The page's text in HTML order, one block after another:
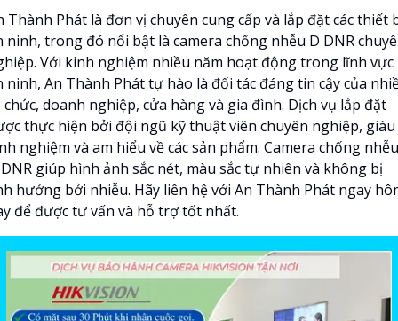
Thành Phát là đơn vị chuyên cung cấp và lắp đặt các thiết
ninh, trong đó nổi bật là camera chống nhễu D DNR
Với kinh nghiệm nhiều năm hoạt động trong lĩnh vực
ninh, An Thành Phát tự hào là đối tác đáng tin cậy của
doanh nghiệp, cửa hàng và gia đình. Dịch vụ lắp đặt
thực hiện bởi đội ngũ kỹ thuật viên chuyên nghiệp, giàu
nghiệm và am hiểu về các sản phẩm. Camera chống nhễu
giúp hình ảnh sắc nét, màu sắc tự nhiên và không bị
hưởng bởi nhiễu. Hãy liên hệ với An Thành Phát ngay
để được tư vấn và hỗ trợ tốt nhất.